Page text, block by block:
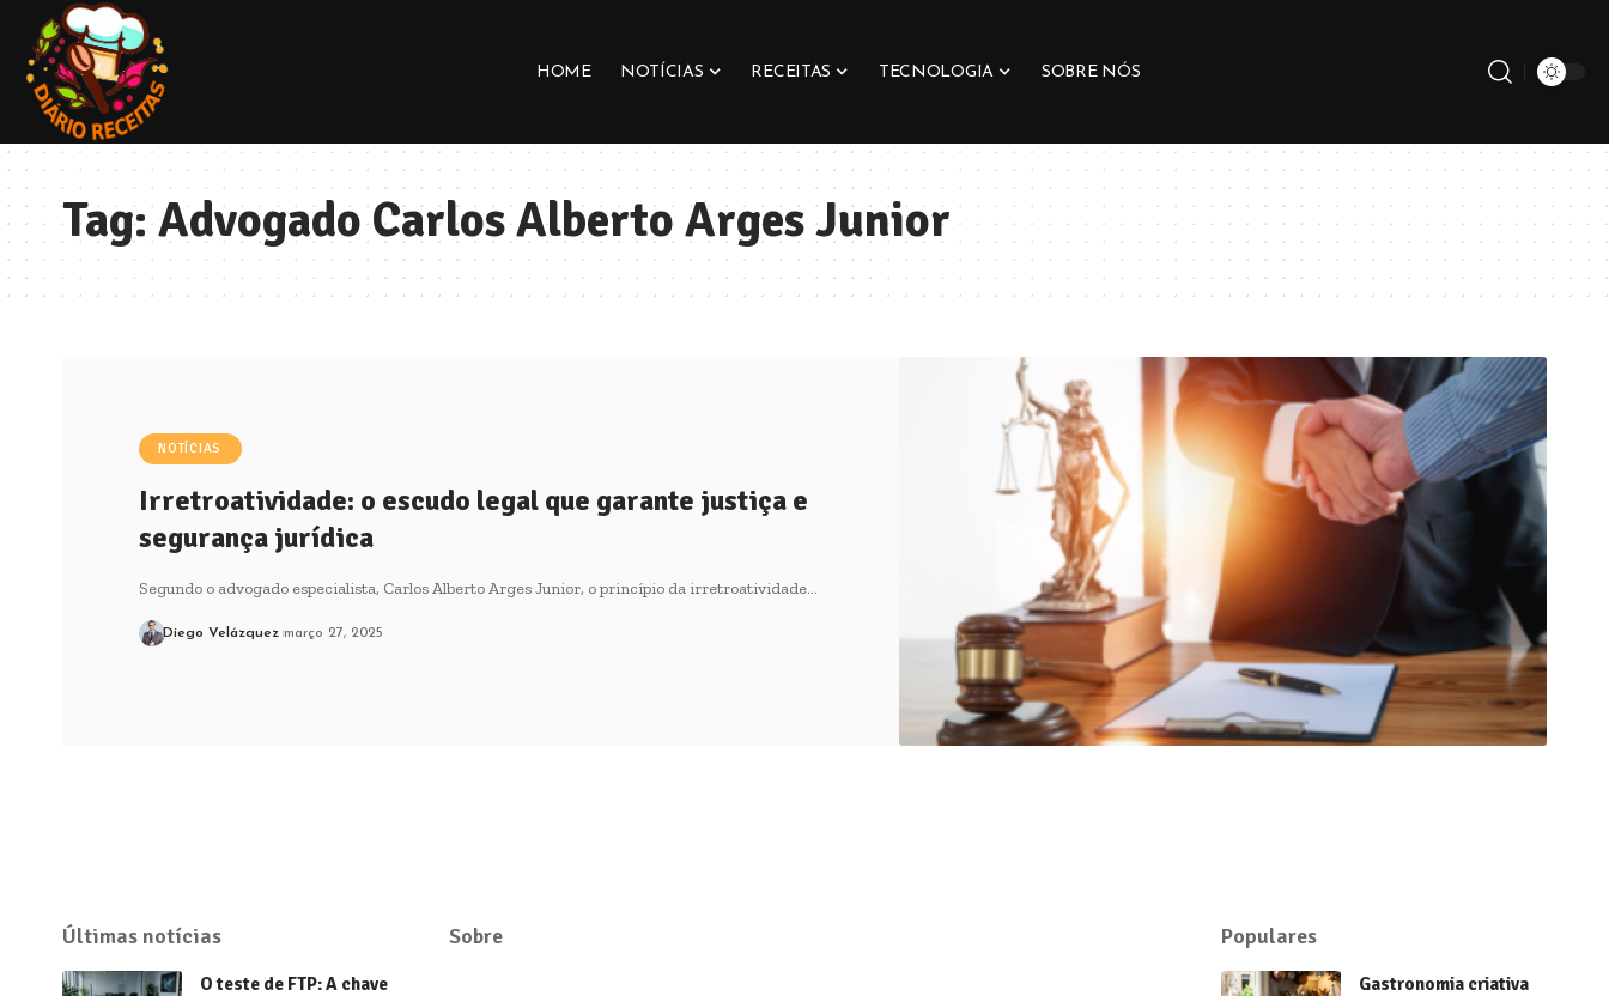
HOME NOTÍCIAS RECEITAS TECNOLOGIA SOBRE NÓS
Tag:Advogado Carlos Alberto Arges Junior
NOTÍCIAS
Irretroatividade: o escudo legal que garante justiça e
segurança jurídica
Segundo o advogado especialista, Carlos Alberto Arges Junior, o princípio da irretroatividade…
Diego Velázquez março 27, 2025
Últimas notícias
O teste de FTP: A chave
Sobre Populares
Gastronomia criativa